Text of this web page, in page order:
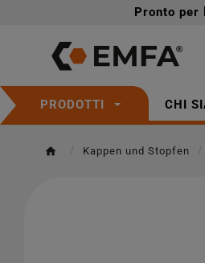
Pronto per
PRODOTTI CHI
Kappen und Stopfen